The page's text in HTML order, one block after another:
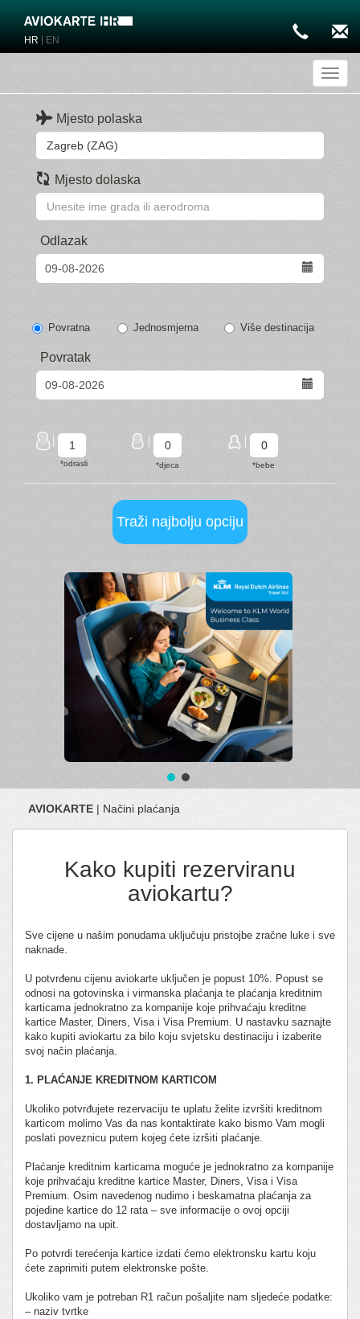
HR EN
Mjesto polaska
Mjesto dolaska
Odlazak
Povratna Jednosmjerna Više destinacija
Povratak
AVIOKARTE | Načini plaćanja
Kako kupiti rezerviranu
aviokartu?
Sve cijene u našim ponudama uključuju pristojbe zračne luke i sve
naknade.
U potvrđenu cijenu aviokarte uključen je popust 10%. Popust se
odnosi na gotovinska i virmanska plaćanja te plaćanja kreditnim
karticama jednokratno za kompanije koje prihvaćaju kreditne
kartice Master, Diners, Visa i Visa Premium. U nastavku saznajte
kako kupiti aviokartu za bilo koju svjetsku destinaciju i izaberite
svoj način plaćanja.
1. PLAĆANJE KREDITNOM KARTICOM
Ukoliko potvrđujete rezervaciju te uplatu želite izvršiti kreditnom
karticom molimo Vas da nas kontaktirate kako bismo Vam mogli
poslati poveznicu putem kojeg ćete izršiti plaćanje.
Plaćanje kreditnim karticama moguće je jednokratno za kompanije
koje prihvaćaju kreditne kartice Master, Diners, Visa i Visa
Premium. Osim navedenog nudimo i beskamatna plaćanja za
pojedine kartice do 12 rata – sve informacije o ovoj opciji
dostavljamo na upit.
Po potvrdi terećenja kartice izdati ćemo elektronsku kartu koju
ćete zaprimiti putem elektronske pošte.
Ukoliko vam je potreban R1 račun pošaljite nam sljedeće podatke:
– naziv tvrtke